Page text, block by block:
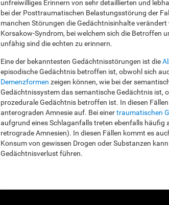
unfreiwilliges Erinnern von sehr detaillierten und
bei der Posttraumatischen Belastungsstörung der
manchen Störungen die Gedächtnisinhalte
Korsakow-Syndrom, bei welchem sich die Betroffen
unfähig sind die echten zu erinnern.
Eine der bekanntesten Gedächtnisstörungen ist die
episodische Gedächtnis betroffen ist, obwohl sich
Demenzformen zeigen können, wie bei der
Gedächtnissystem das semantische Gedächtnis ist,
prozedurale Gedächtnis betroffen ist. In diesen
anterograden Amnesie auf. Bei einertraumatischen
aufgrund eines Schlaganfalls treten ebenfalls häufig
retrograde Amnesien). In diesen Fällen kommt es
Konsum von gewissen Drogen oder Substanzen
Gedächtnisverlust führen.